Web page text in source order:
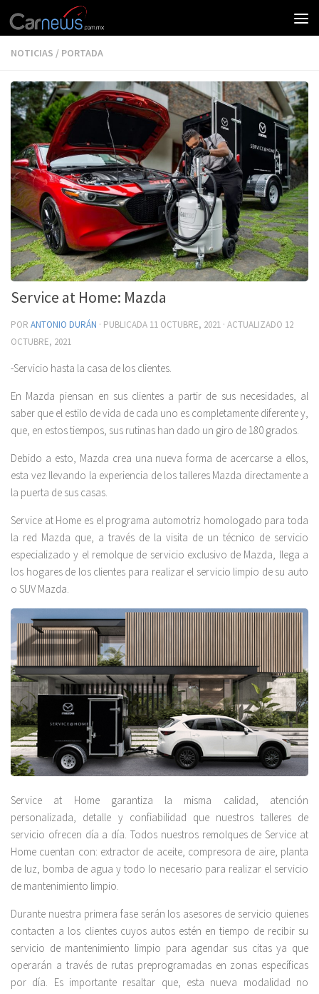
NOTICIAS / PORTADA
Service at Home: Mazda
POR ANTONIO DURÁN · PUBLICADA 11 OCTUBRE, 2021 · ACTUALIZADO 12
OCTUBRE, 2021
-Servicio hasta la casa de los clientes.
En Mazda piensan en sus clientes a partir de sus necesidades, al
saber que el estilo de vida de cada uno es completamente diferente y,
que, en estos tiempos, sus rutinas han dado un giro de 180 grados.
Debido a esto, Mazda crea una nueva forma de acercarse a ellos,
esta vez llevando la experiencia de los talleres Mazda directamente a
la puerta de sus casas.
Service at Home es el programa automotriz homologado para toda
la red Mazda que, a través de la visita de un técnico de servicio
especializado y el remolque de servicio exclusivo de Mazda, llega a
los hogares de los clientes para realizar el servicio limpio de su auto
o SUV Mazda.
Service at Home garantiza la misma calidad, atención
personalizada, detalle y confiabilidad que nuestros talleres de
servicio ofrecen día a día. Todos nuestros remolques de Service at
Home cuentan con: extractor de aceite, compresora de aire, planta
de luz, bomba de agua y todo lo necesario para realizar el servicio
de mantenimiento limpio.
Durante nuestra primera fase serán los asesores de servicio quienes
contacten a los clientes cuyos autos estén en tiempo de recibir su
servicio de mantenimiento limpio para agendar sus citas ya que
operarán a través de rutas preprogramadas en zonas específicas
por día. Es importante resaltar que, esta nueva modalidad no